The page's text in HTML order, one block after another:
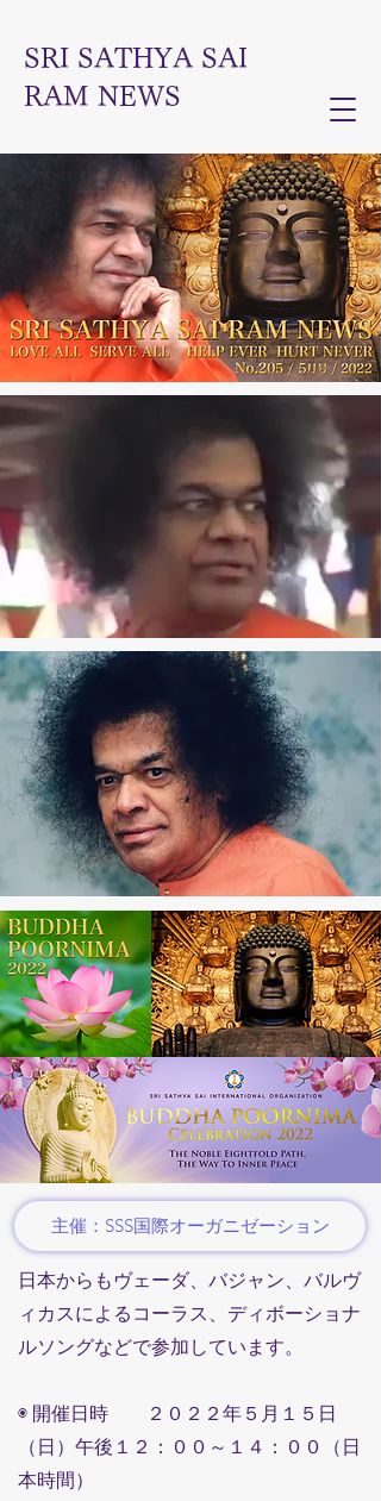
SRI SATHYA SAI
RAM NEWS
主催：SSS国際オーガニゼーション
日本からもヴェーダ、バジャン、バルヴ
ィカスによるコーラス、ディボーショナ
ルソングなどで参加しています。
◉ 開催日時 ２０２２年５月１５日
（日）午後１２：００～１４：００（日
本時間）